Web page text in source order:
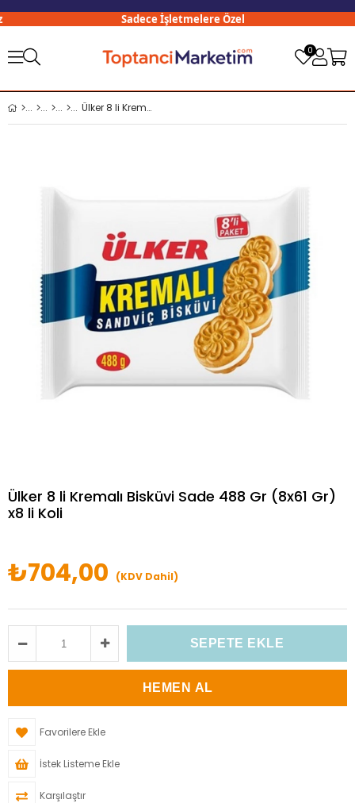
Sadece İşletmelere Özel
0
Ülker 8 li Kremalı Bisküvi Sade 488 Gr (8x61 Gr) x8 li Koli
Ülker 8 li Kremalı Bisküvi Sade 488 Gr (8x61 Gr)
x8 li Koli
₺704,00 (KDV Dahil)
Favorilere Ekle
İstek Listeme Ekle
Karşılaştır